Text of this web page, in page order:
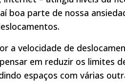
boa parte de nossa
a velocidade de
em reduzir os limites
espaços com várias